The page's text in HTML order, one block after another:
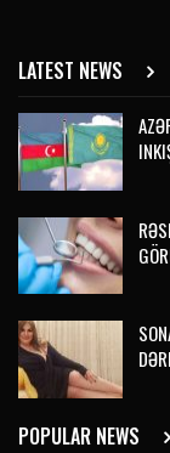
LATEST NEWS
POPULAR NEWS